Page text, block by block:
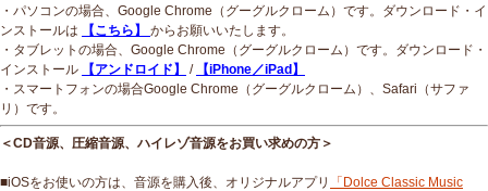
・パソコンの場合、Google Chrome（グーグルクローム）です。ダウンロード・イ
ンストールは
【こちら】
からお願いいたします。
・タブレットの場合、Google Chrome（グーグルクローム）です。ダウンロード・
インストール
【アンドロイド】 /
【iPhone／iPad】
・スマートフォンの場合Google Chrome（グーグルクローム）、Safari（サファ
リ）です。
＜CD音源、圧縮音源、ハイレゾ音源をお買い求めの方＞
■iOSをお使いの方は、音源を購入後、オリジナルアプリ
「Dolce Classic Music